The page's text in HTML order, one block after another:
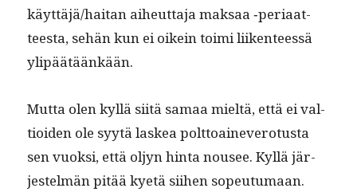
käyttäjä/haitan aiheut­ta­ja mak­saa ‑peri­aat­
teesta, sehän kun ei oikein toi­mi liiken­teessä
ylipäätäänkään.
Mut­ta olen kyl­lä siitä samaa mieltä, että ei val­
tioiden ole syytä laskea polt­toain­evero­tus­ta
sen vuok­si, että oljyn hin­ta nousee. Kyl­lä jär­
jestelmän pitää kyetä siihen sopeutumaan.